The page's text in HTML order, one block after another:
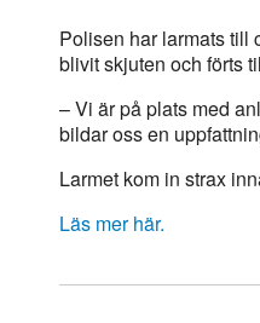
Polisen har larmats till
blivit skjuten och förts
– Vi är på plats med
bildar oss en
Larmet kom in strax
Läs mer här.